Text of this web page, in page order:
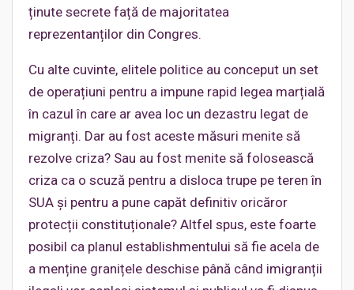
ținute secrete față de majoritatea
reprezentanților din Congres.
Cu alte cuvinte, elitele politice au conceput un set
de operațiuni pentru a impune rapid legea marțială
în cazul în care ar avea loc un dezastru legat de
migranți. Dar au fost aceste măsuri menite să
rezolve criza? Sau au fost menite să folosească
criza ca o scuză pentru a disloca trupe pe teren în
SUA și pentru a pune capăt definitiv oricăror
protecții constituționale? Altfel spus, este foarte
posibil ca planul establishmentului să fie acela de
a menține granițele deschise până când imigranții